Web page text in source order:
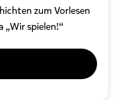
zum Vorlesen
„Wir spielen!“